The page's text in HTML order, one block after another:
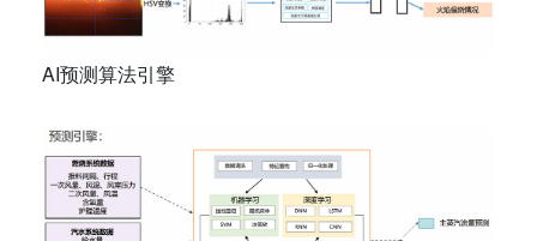
AI预测算法引擎